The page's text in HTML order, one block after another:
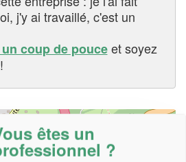
j'y ai travaillé, c'est un
coup de pouceet soyez
êtes un
?